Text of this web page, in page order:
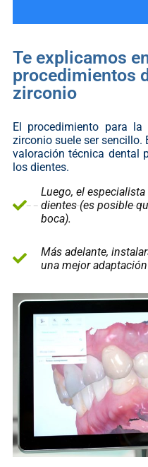
Te explicamos
procedimientos
zirconio
El procedimiento para
zirconio suele ser sencillo.
valoración técnica dental
los dientes.
Luego, el
dientes (es posible
boca).
Más adelante,
una mejor